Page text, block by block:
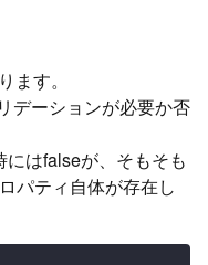
す。
デーションが必要か否
はfalseが、そもそも
パティ自体が存在し